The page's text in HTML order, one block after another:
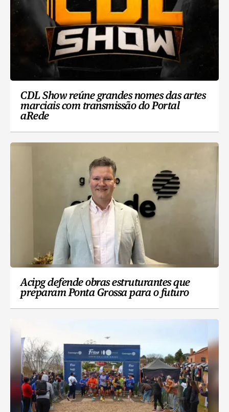
CDL Show reúne grandes nomes das artes
marciais com transmissão do Portal
aRede
Acipg defende obras estruturantes que
preparam Ponta Grossa para o futuro